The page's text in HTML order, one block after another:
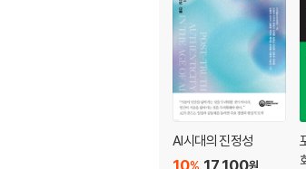
AI시대의 진정성
17,100원
10